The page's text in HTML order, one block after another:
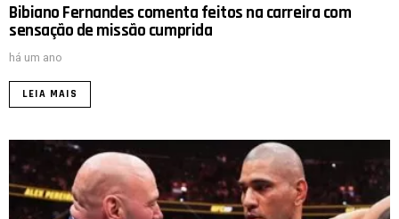
Bibiano Fernandes comenta feitos na carreira com
sensação de missão cumprida
há um ano
LEIA MAIS